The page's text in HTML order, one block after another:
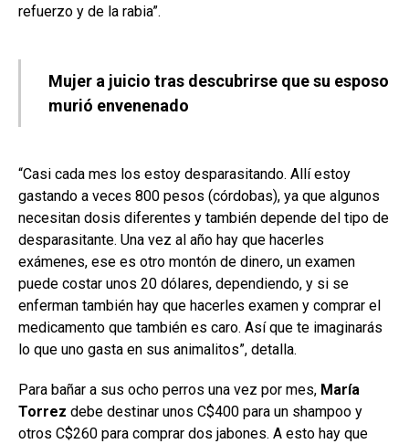
refuerzo y de la rabia”.
Mujer a juicio tras descubrirse que su esposo
murió envenenado
“Casi cada mes los estoy desparasitando. Allí estoy
gastando a veces 800 pesos (córdobas), ya que algunos
necesitan dosis diferentes y también depende del tipo de
desparasitante. Una vez al año hay que hacerles
exámenes, ese es otro montón de dinero, un examen
puede costar unos 20 dólares, dependiendo, y si se
enferman también hay que hacerles examen y comprar el
medicamento que también es caro. Así que te imaginarás
lo que uno gasta en sus animalitos”, detalla.
Para bañar a sus ocho perros una vez por mes, María
Torrez debe destinar unos C$400 para un shampoo y
otros C$260 para comprar dos jabones. A esto hay que